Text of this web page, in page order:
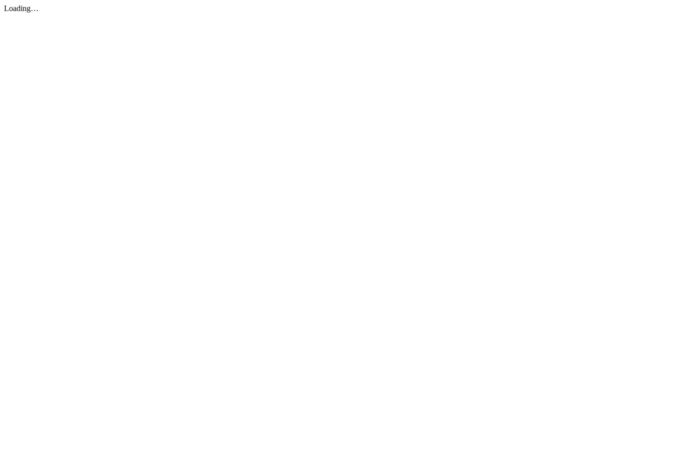
Loading…